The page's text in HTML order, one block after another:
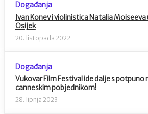
Događanja
Ivan Konev i violinistica Natalia
Osijek
20. listopada 2022
Događanja
Vukovar Film Festival ide dalje s potpuno
canneskim pobjednikom!
28. lipnja 2023